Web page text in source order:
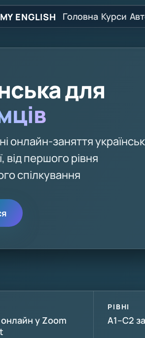
MY ENGLISH Головна Курси
для
онлайн-заняття
від першого рівня
спілкування
онлайн у Zoom
РІВНІ
A1–C2